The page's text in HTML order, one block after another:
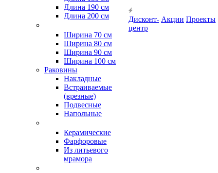
Длина 190 см
Длина 200 см
Ширина 70 см
Ширина 80 см
Ширина 90 см
Ширина 100 см
Раковины
Накладные
Встраиваемые
(врезные)
Подвесные
Напольные
Керамические
Фарфоровые
Из литьевого
мрамора
Дисконт-
центр
Акции Проекты